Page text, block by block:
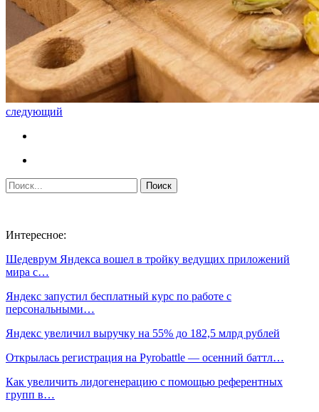
следующий
Интересное:
Шедеврум Яндекса вошел в тройку ведущих приложений
мира с…
Яндекс запустил бесплатный курс по работе с
персональными…
Яндекс увеличил выручку на 55% до 182,5 млрд рублей
Открылась регистрация на Pyrobattle — осенний баттл…
Как увеличить лидогенерацию с помощью референтных
групп в…